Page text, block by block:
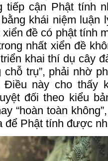
tiếp cận Phật tính
khái niệm luận
đề có phật tính
nhất xiển đề
khai thí dụ cây
chỗ trụ”, phải nhờ
này cho thấy
đối theo kiểu
“hoàn toàn
để Phật tính được